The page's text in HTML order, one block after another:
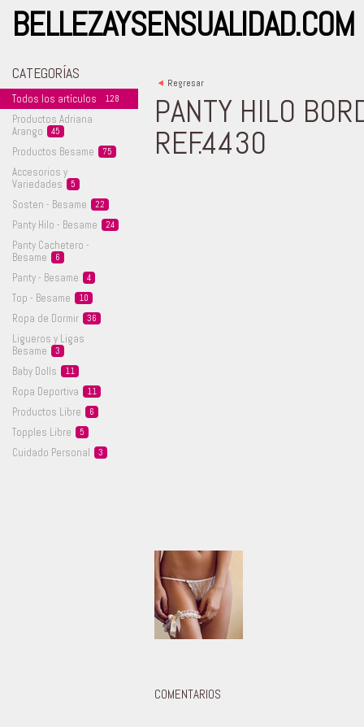
BELLEZAYSENSUALIDAD.COM
CATEGORÍAS
Todos los artículos 128
Productos Adriana
Arango
45
Productos Besame 75
Accesorios y
Variedades
5
Sosten - Besame 22
Panty Hilo - Besame 24
Panty Cachetero -
Besame
6
Panty - Besame 4
Top - Besame 10
Ropa de Dormir 36
Ligueros y Ligas
Besame
3
Baby Dolls 11
Ropa Deportiva 11
Productos Libre 6
Topples Libre 5
Cuidado Personal 3
< Regresar
PANTY HILO
REF.4430
COMENTARIOS